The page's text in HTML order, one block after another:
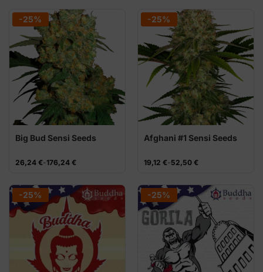
15,74 €
hasta
41,24 €
28,12 €
hasta
82,50 €
-25%
Big Bud Sensi Seeds
26,24 €-176,24 €
Rango
26,24 €
hasta
176,24 €
-25%
Afghani #1 Sensi Seeds
19,12 €-52,50 €
Rango
19,12 €
hasta
52,50 €
-25% -25%